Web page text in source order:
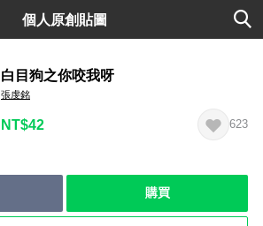
個人原創貼圖
白目狗之你咬我呀
張虔銘
NT$42 623
購買